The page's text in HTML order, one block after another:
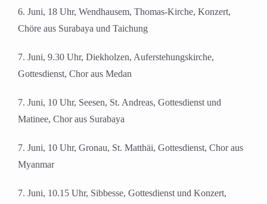
6. Juni, 18 Uhr, Wendhausem, Thomas-Kirche, Konzert,
Chöre aus Surabaya und Taichung
7. Juni, 9.30 Uhr, Diekholzen, Auferstehungskirche,
Gottesdienst, Chor aus Medan
7. Juni, 10 Uhr, Seesen, St. Andreas, Gottesdienst und
Matinee, Chor aus Surabaya
7. Juni, 10 Uhr, Gronau, St. Matthäi, Gottesdienst, Chor aus
Myanmar
7. Juni, 10.15 Uhr, Sibbesse, Gottesdienst und Konzert,